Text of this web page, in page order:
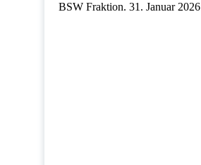
BSW Fraktion. 31. Januar 2026